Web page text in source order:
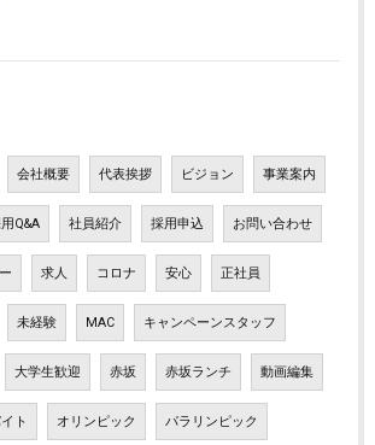
会社概要 代表挨拶 ビジョン 事業案内
Q&A 社員紹介 採用申込 お問い合わせ
求人 コロナ 安心 正社員
未経験 MAC キャンペーンスタッフ
大学生歓迎 赤坂 赤坂ランチ 動画編集
ト オリンピック パラリンピック